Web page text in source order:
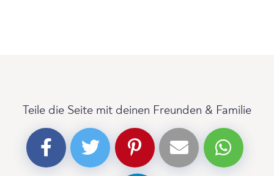
Teile die Seite mit deinen Freunden & Familie